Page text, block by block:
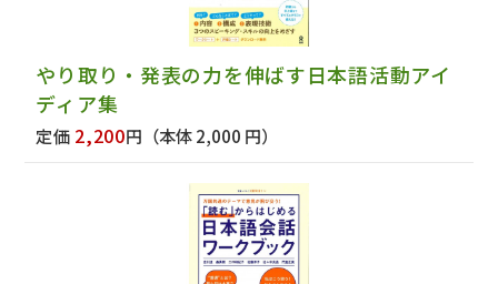
やり取り・発表の力を伸ばす日本語活動アイ
ディア集
定価 2,200円 （本体 2,000 円）